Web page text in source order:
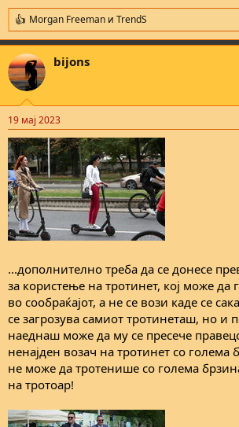
R
e
a
c
t
i
s
:
Morgan Freeman и TrendS
bijons
19 мај 2023
...дополнително треба да се донесе
за користење на тротинет, кој може да
во сообраќајот, а не се вози каде се
се загрозува самиот тротинеташ, но и
наеднаш може да му се пресече
ненајден возач на тротинет со голема
не може да тротенише со голема
на тротоар!